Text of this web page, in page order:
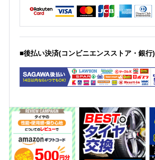
■後払い決済(コンビニエンスストア・銀行)